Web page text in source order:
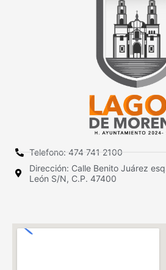
Telefono: 474 741 2100
Dirección: Calle Benito Juárez
León S/N, C.P. 47400